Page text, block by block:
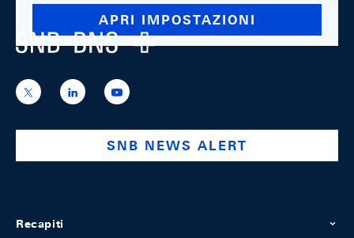
APRI IMPOSTAZIONI
Logo
https://x.com/snb_bns
https://ch.linkedin.com/company/swiss-
national-
https://www.youtube.com/
SNB NEWS ALERT
Recapiti